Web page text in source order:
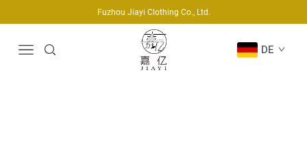
Fuzhou Jiayi Clothing Co., Ltd.
DE